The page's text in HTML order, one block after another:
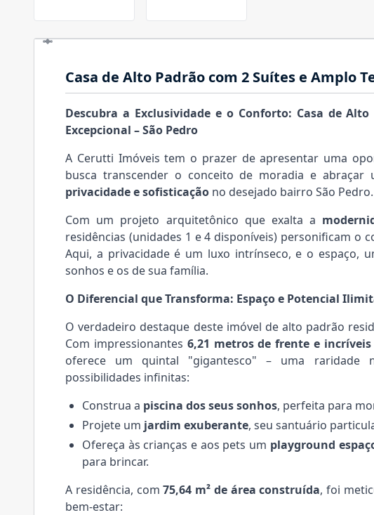
Casa de Alto Padrão com 2 Suítes e Amplo
Descubra a Exclusividade e o Conforto: Casa de
Excepcional – São Pedro
A Cerutti Imóveis tem o prazer de apresentar uma
busca transcender o conceito de moradia e abraçar
privacidade e sofisticação no desejado bairro São Pedro.
Com um projeto arquitetônico que exalta a
residências (unidades 1 e 4 disponíveis) personificam o
Aqui, a privacidade é um luxo intrínseco, e o espaço,
sonhos e os de sua família.
O Diferencial que Transforma: Espaço e Potencial
O verdadeiro destaque deste imóvel de alto padrão
Com impressionantes 6,21 metros de frente e
oferece um quintal "gigantesco" – uma raridade
possibilidades infinitas:
Construa a piscina dos seus sonhos, perfeita para
Projete um jardim exuberante, seu santuário
Ofereça às crianças e aos pets um playground
para brincar.
A residência, com75,64 m² de área construída, foi
bem-estar: